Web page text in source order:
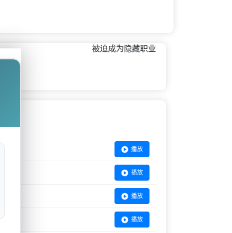
被迫成为隐藏职业
播放
播放
播放
播放